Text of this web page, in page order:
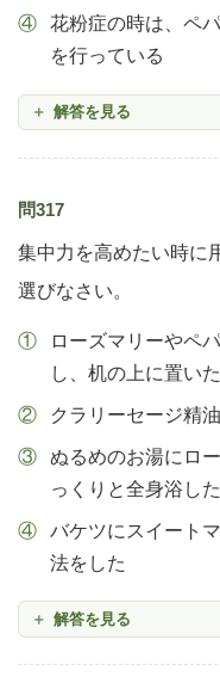
花粉症の時は、ペ
を行っている
解答を見る
問317
集中力を高めたい時に
選びなさい。
ローズマリーやペ
し、机の上に置いた
クラリーセージ精
ぬるめのお湯にロ
っくりと全身浴した
バケツにスイート
法をした
解答を見る